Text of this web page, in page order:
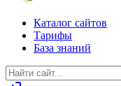
Каталог сайтов
Тарифы
База знаний